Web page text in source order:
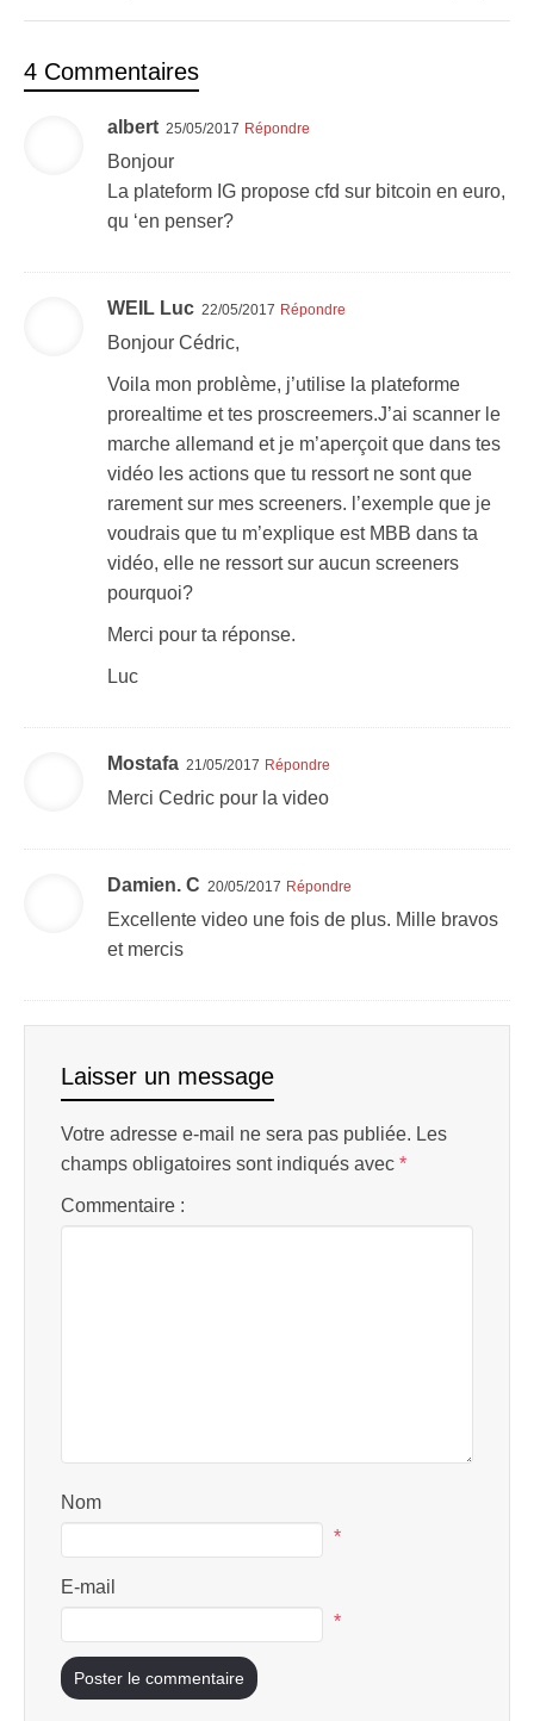
4 Commentaires
albert 25/05/2017 Répondre
Bonjour
La plateform IG propose cfd sur bitcoin en euro,
qu ‘en penser?
WEIL Luc 22/05/2017 Répondre
Bonjour Cédric,
Voila mon problème, j’utilise la plateforme
prorealtime et tes proscreemers.J’ai scanner le
marche allemand et je m’aperçoit que dans tes
vidéo les actions que tu ressort ne sont que
rarement sur mes screeners. l’exemple que je
voudrais que tu m’explique est MBB dans ta
vidéo, elle ne ressort sur aucun screeners
pourquoi?
Merci pour ta réponse.
Luc
Mostafa 21/05/2017 Répondre
Merci Cedric pour la video
Damien. C 20/05/2017 Répondre
Excellente video une fois de plus. Mille bravos
et mercis
Laisser un message
Votre adresse e-mail ne sera pas publiée. Les
champs obligatoires sont indiqués avec *
Commentaire :
Nom
*
E-mail
*